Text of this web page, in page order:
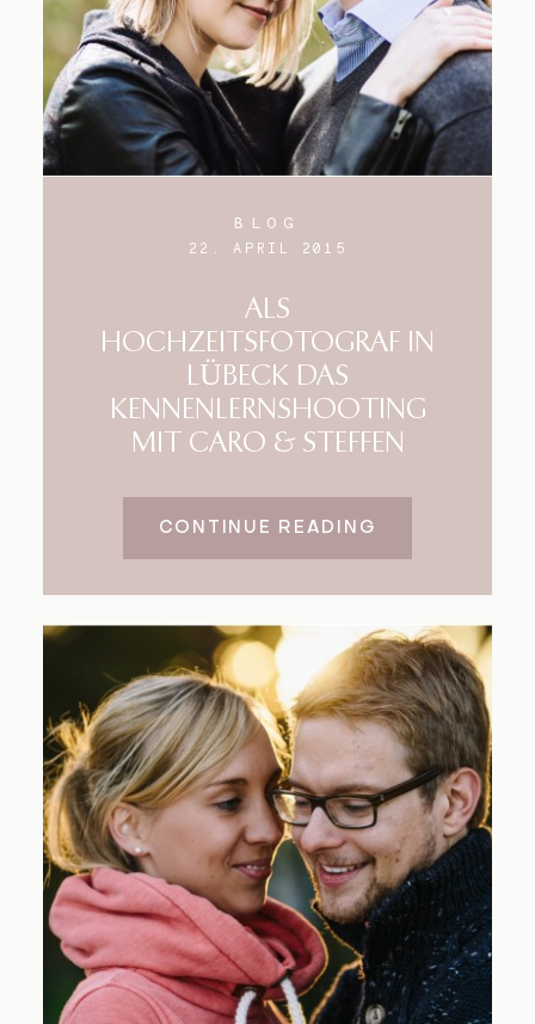
BLOG
22. APRIL 2015
ALS
HOCHZEITSFOTOGRAF IN
LÜBECK DAS
KENNENLERNSHOOTING
MIT CARO & STEFFEN
CONTINUE READING